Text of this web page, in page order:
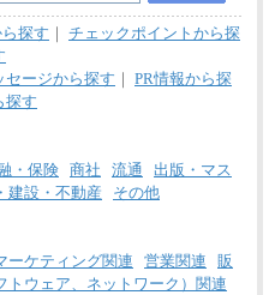
探す ｜ チェックポイントから探
セージから探す ｜ PR情報から探
探す
・保険 商社 流通
出版・マス
建設・不動産 その他
ーケティング関連 営業関連
販
トウェア、ネットワーク）関連